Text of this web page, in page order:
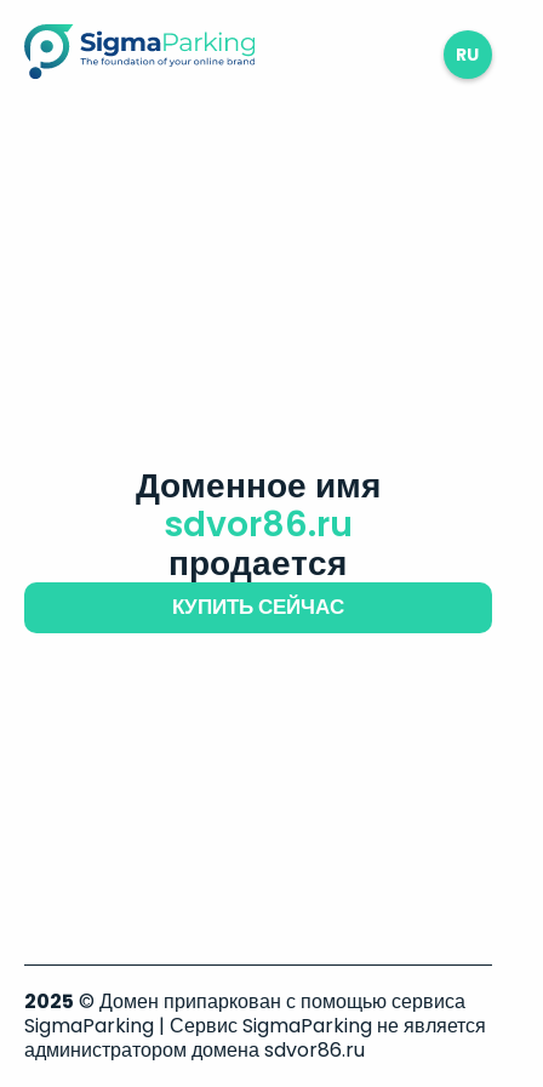
RU
Доменное имя
sdvor86.ru
продается
КУПИТЬ СЕЙЧАС
2025 © Домен припаркован с помощью сервиса
SigmaParking | Сервис SigmaParking не является
администратором домена sdvor86.ru